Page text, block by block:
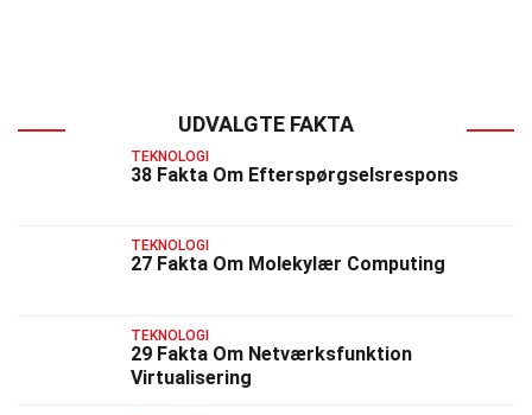
UDVALGTE FAKTA
TEKNOLOGI
38 Fakta Om Efterspørgselsrespons
TEKNOLOGI
27 Fakta Om Molekylær Computing
TEKNOLOGI
29 Fakta Om Netværksfunktion
Virtualisering